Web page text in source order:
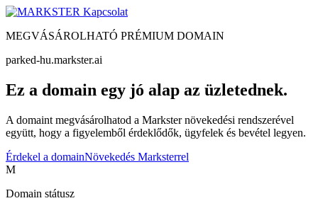
Kapcsolat
MEGVÁSÁROLHATÓ PRÉMIUM DOMAIN
parked-hu.markster.ai
Ez a domain egy jó alap az üzletednek.
A domaint megvásárolhatod a Markster növekedési rendszerével
együtt, hogy a figyelemből érdeklődők, ügyfelek és bevétel legyen.
Érdekel a domainNövekedés Marksterrel
M
Domain státusz